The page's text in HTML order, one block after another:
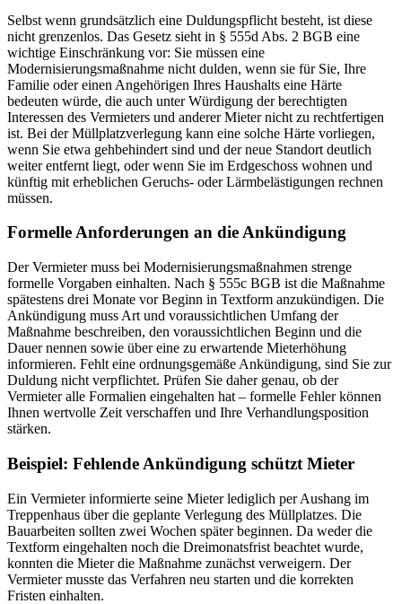
Selbst wenn grundsätzlich eine Duldungspflicht besteht, ist diese
nicht grenzenlos. Das Gesetz sieht in § 555d Abs. 2 BGB eine
wichtige Einschränkung vor: Sie müssen eine
Modernisierungsmaßnahme nicht dulden, wenn sie für Sie, Ihre
Familie oder einen Angehörigen Ihres Haushalts eine Härte
bedeuten würde, die auch unter Würdigung der berechtigten
Interessen des Vermieters und anderer Mieter nicht zu rechtfertigen
ist. Bei der Müllplatzverlegung kann eine solche Härte vorliegen,
wenn Sie etwa gehbehindert sind und der neue Standort deutlich
weiter entfernt liegt, oder wenn Sie im Erdgeschoss wohnen und
künftig mit erheblichen Geruchs- oder Lärmbelästigungen rechnen
müssen.
Formelle Anforderungen an die Ankündigung
Der Vermieter muss bei Modernisierungsmaßnahmen strenge
formelle Vorgaben einhalten. Nach § 555c BGB ist die Maßnahme
spätestens drei Monate vor Beginn in Textform anzukündigen. Die
Ankündigung muss Art und voraussichtlichen Umfang der
Maßnahme beschreiben, den voraussichtlichen Beginn und die
Dauer nennen sowie über eine zu erwartende Mieterhöhung
informieren. Fehlt eine ordnungsgemäße Ankündigung, sind Sie zur
Duldung nicht verpflichtet. Prüfen Sie daher genau, ob der
Vermieter alle Formalien eingehalten hat – formelle Fehler können
Ihnen wertvolle Zeit verschaffen und Ihre Verhandlungsposition
stärken.
Beispiel: Fehlende Ankündigung schützt Mieter
Ein Vermieter informierte seine Mieter lediglich per Aushang im
Treppenhaus über die geplante Verlegung des Müllplatzes. Die
Bauarbeiten sollten zwei Wochen später beginnen. Da weder die
Textform eingehalten noch die Dreimonatsfrist beachtet wurde,
konnten die Mieter die Maßnahme zunächst verweigern. Der
Vermieter musste das Verfahren neu starten und die korrekten
Fristen einhalten.